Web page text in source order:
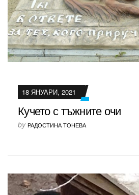
18 ЯНУАРИ, 2021
Кучето с тъжните очи
by РАДОСТИНА ТОНЕВА